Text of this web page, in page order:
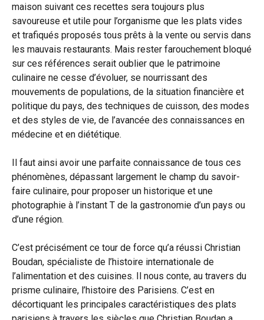
maison suivant ces recettes sera toujours plus
savoureuse et utile pour l’organisme que les plats vides
et trafiqués proposés tous prêts à la vente ou servis dans
les mauvais restaurants. Mais rester farouchement bloqué
sur ces références serait oublier que le patrimoine
culinaire ne cesse d’évoluer, se nourrissant des
mouvements de populations, de la situation financière et
politique du pays, des techniques de cuisson, des modes
et des styles de vie, de l’avancée des connaissances en
médecine et en diététique.
Il faut ainsi avoir une parfaite connaissance de tous ces
phénomènes, dépassant largement le champ du savoir-
faire culinaire, pour proposer un historique et une
photographie à l’instant T de la gastronomie d’un pays ou
d’une région.
C’est précisément ce tour de force qu’a réussi Christian
Boudan, spécialiste de l’histoire internationale de
l’alimentation et des cuisines. Il nous conte, au travers du
prisme culinaire, l’histoire des Parisiens. C’est en
décortiquant les principales caractéristiques des plats